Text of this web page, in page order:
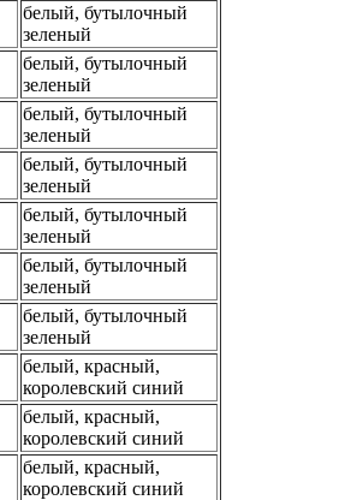
белый, бутылочный
зеленый
белый, бутылочный
зеленый
белый, бутылочный
зеленый
белый, бутылочный
зеленый
белый, бутылочный
зеленый
белый, бутылочный
зеленый
белый, бутылочный
зеленый
белый, красный,
королевский синий
белый, красный,
королевский синий
белый, красный,
королевский синий